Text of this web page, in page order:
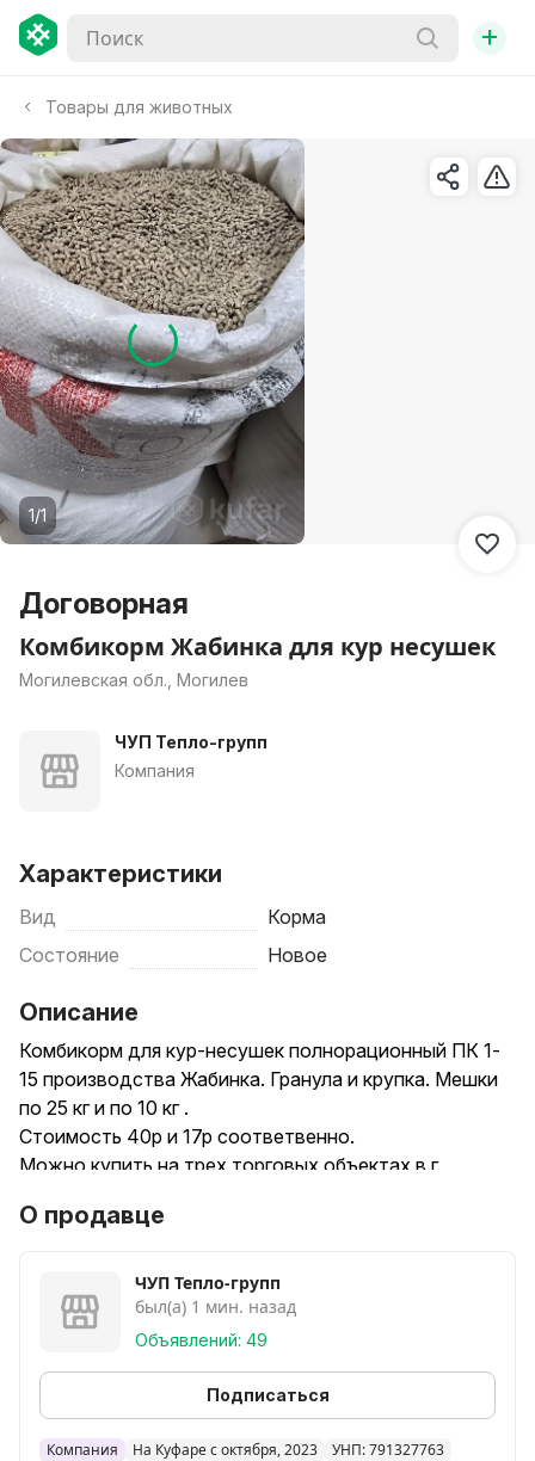
+
Товары для животных
1/1
Договорная
Комбикорм Жабинка для кур несушек
Могилевская обл., Могилев
ЧУП Тепло-групп
Компания
Характеристики
Вид
Корма
Состояние
Новое
Описание
Комбикорм для кур-несушек полнорационный ПК 1-
15 производства Жабинка. Гранула и крупка. Мешки
по 25 кг и по 10 кг .
Стоимость 40р и 17р соответвенно.
Можно купить на трех торговых объектах в г
- мини-рынок Любужский пав 5 Витебский проспект
-Могилев ул Полевая д.10 (р-н Пушкина)
Доставка Могилев и Могилёвский район.
О продавце
ЧУП Тепло-групп
был(а) 1 мин. назад
Объявлений: 49
Подписаться
Компания На Куфаре с октября, 2023 УНП: 791327763